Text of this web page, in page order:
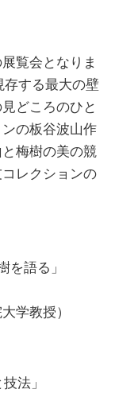
覧会となりま
存する最大の壁
どころのひと
の板谷波山作
梅樹の美の競
レクションの
を語る」
学教授）
法」